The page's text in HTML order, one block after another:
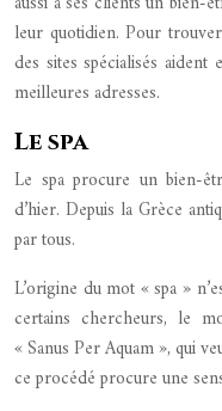
leur quotidien. Pour
des sites spécialisés
meilleures adresses.
Le spa
Le spa procure un bien-
d’hier. Depuis la Grèce
par tous.
L’origine du mot « spa »
certains chercheurs, le
« Sanus Per Aquam », qui
ce procédé procure une